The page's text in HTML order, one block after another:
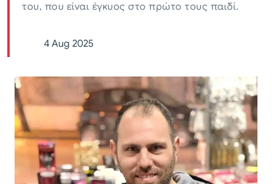
του, που είναι έγκυος στο πρώτο τους παιδί.
4 Aug 2025